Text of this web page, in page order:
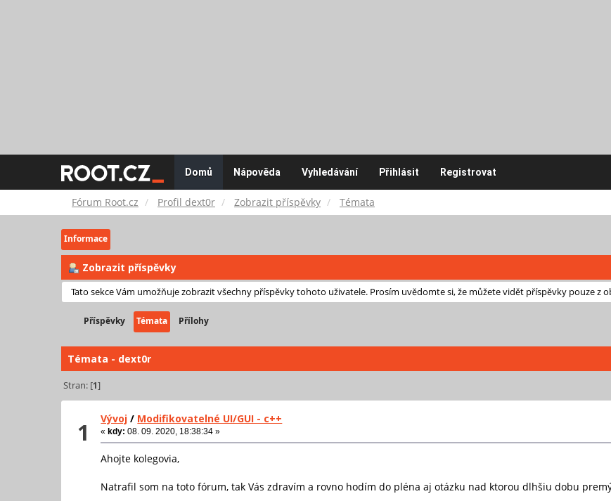
Fórum
Root.cz
Domů Nápověda Vyhledávání Přihlásit Registrovat
Fórum Root.cz Profil dext0r Zobrazit příspěvky Témata
Informace
Zobrazit příspěvky
Tato sekce Vám umožňuje zobrazit všechny příspěvky tohoto uživatele. Prosím uvědomte si, že můžete vidět příspěvky pouze z
Příspěvky Témata Přílohy
Témata - dext0r
Stran: [1]
1 Vývoj / Modifikovatelné UI/GUI - c++
«kdy: 08. 09. 2020, 18:38:34 »
Ahojte kolegovia,
Natrafil som na toto fórum, tak Vás zdravím a rovno hodím do pléna aj otázku nad ktorou dlhšiu dobu